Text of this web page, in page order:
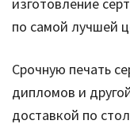
по самой лучшей
Срочную печать
дипломов и
доставкой по